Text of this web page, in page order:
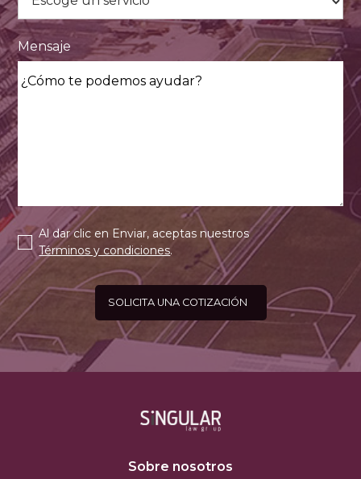
Mensaje
Al dar clic en Enviar, aceptas nuestros
Términos y condiciones.
Sobre nosotros